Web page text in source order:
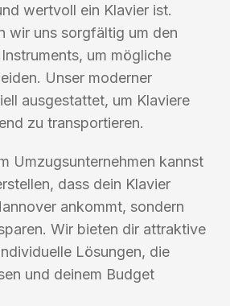
wertvoll ein Klavier ist.
wir uns sorgfältig um den
um mögliche
Unser moderner
ausgestattet, um Klaviere
zu transportieren.
Umzugsunternehmen kannst
dass dein Klavier
ankommt, sondern
Wir bieten dir attraktive
Lösungen, die
und deinem Budget